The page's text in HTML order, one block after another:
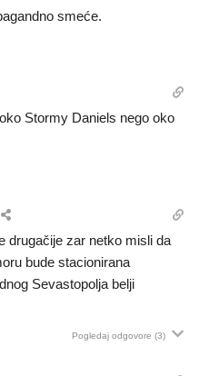
smeće.
Stormy Daniels nego oko
drugačije zar netko misli da
bude stacionirana
Sevastopolja belji
Pogledaj odgovore (3)